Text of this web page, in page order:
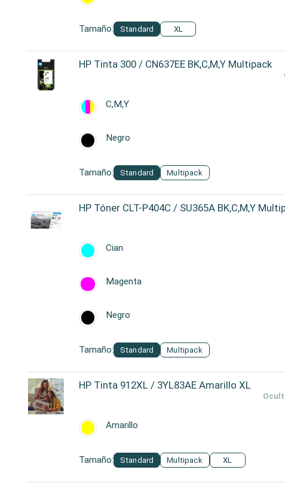
Tamaño: Standard XL
HP Tinta 300 / CN637EE BK,C,M,Y Multipack
Tamaño: Standard Multipack
C,M,Y
Negro
HP Tóner CLT-P404C / SU365A BK,C,M,Y
Tamaño: Standard Multipack
Cian
Magenta
Negro
HP Tinta 912XL / 3YL83AE Amarillo XL
Tamaño: Standard Multipack XL
Amarillo